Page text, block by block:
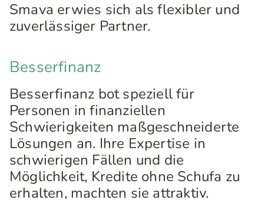
Smava erwies sich als flexibler und
zuverlässiger Partner.
Besserfinanz
Besserfinanz bot speziell für
Personen in finanziellen
Schwierigkeiten maßgeschneiderte
Lösungen an. Ihre Expertise in
schwierigen Fällen und die
Möglichkeit, Kredite ohne Schufa zu
erhalten, machten sie attraktiv.